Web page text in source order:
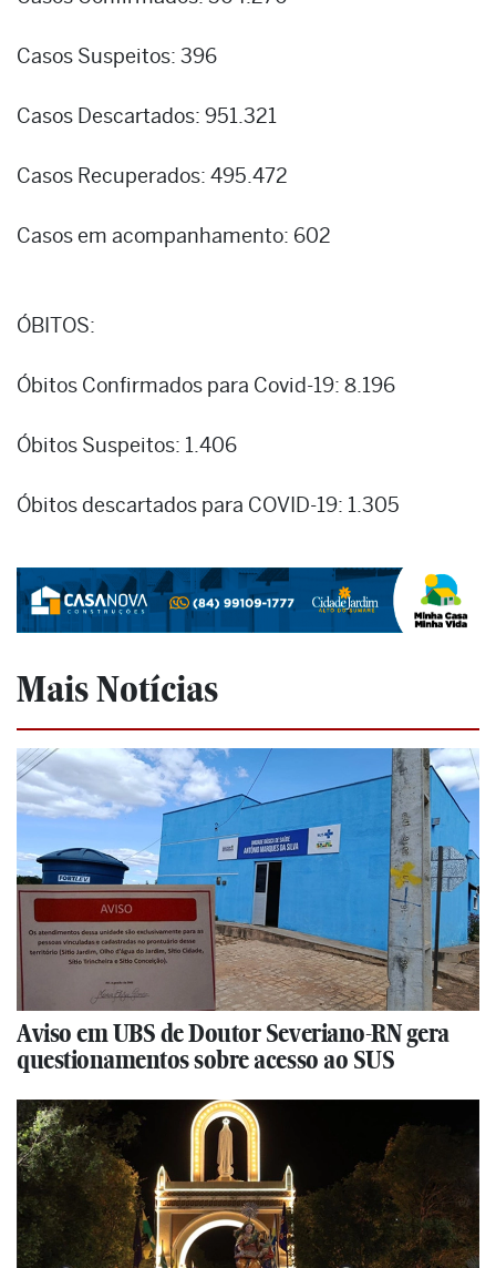
Casos Suspeitos: 396
Casos Descartados: 951.321
Casos Recuperados: 495.472
Casos em acompanhamento: 602
ÓBITOS:
Óbitos Confirmados para Covid-19: 8.196
Óbitos Suspeitos: 1.406
Óbitos descartados para COVID-19: 1.305
Mais Notícias
Aviso em UBS de Doutor Severiano-RN gera
questionamentos sobre acesso ao SUS